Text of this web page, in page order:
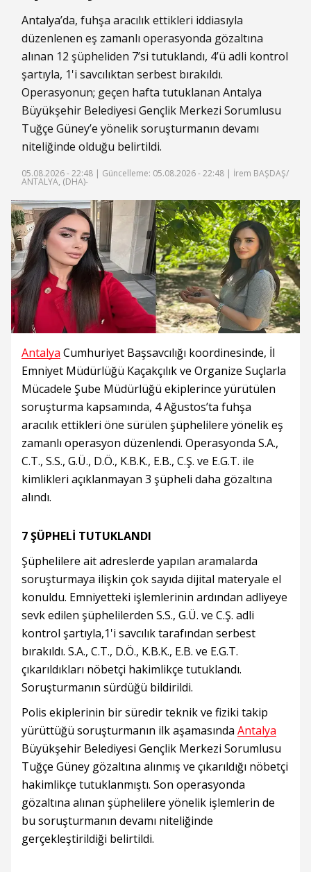
Antalya’da, fuhşa aracılık ettikleri iddiasıyla
düzenlenen eş zamanlı operasyonda gözaltına
alınan 12 şüpheliden 7’si tutuklandı, 4’ü adli kontrol
şartıyla, 1'i savcılıktan serbest bırakıldı.
Operasyonun; geçen hafta tutuklanan Antalya
Büyükşehir Belediyesi Gençlik Merkezi Sorumlusu
Tuğçe Güney’e yönelik soruşturmanın devamı
niteliğinde olduğu belirtildi.
05.08.2026 - 22:48 | Güncelleme: 05.08.2026 - 22:48 | İrem BAŞDAŞ/
ANTALYA, (DHA)-
Antalya Cumhuriyet Başsavcılığı koordinesinde, İl
Emniyet Müdürlüğü Kaçakçılık ve Organize Suçlarla
Mücadele Şube Müdürlüğü ekiplerince yürütülen
soruşturma kapsamında, 4 Ağustos’ta fuhşa
aracılık ettikleri öne sürülen şüphelilere yönelik eş
zamanlı operasyon düzenlendi. Operasyonda S.A.,
C.T., S.S., G.Ü., D.Ö., K.B.K., E.B., C.Ş. ve E.G.T. ile
kimlikleri açıklanmayan 3 şüpheli daha gözaltına
alındı.
7 ŞÜPHELİ TUTUKLANDI
Şüphelilere ait adreslerde yapılan aramalarda
soruşturmaya ilişkin çok sayıda dijital materyale el
konuldu. Emniyetteki işlemlerinin ardından adliyeye
sevk edilen şüphelilerden S.S., G.Ü. ve C.Ş. adli
kontrol şartıyla,1'i savcılık tarafından serbest
bırakıldı. S.A., C.T., D.Ö., K.B.K., E.B. ve E.G.T.
çıkarıldıkları nöbetçi hakimlikçe tutuklandı.
Soruşturmanın sürdüğü bildirildi.
Polis ekiplerinin bir süredir teknik ve fiziki takip
yürüttüğü soruşturmanın ilk aşamasında Antalya
Büyükşehir Belediyesi Gençlik Merkezi Sorumlusu
Tuğçe Güney gözaltına alınmış ve çıkarıldığı nöbetçi
hakimlikçe tutuklanmıştı. Son operasyonda
gözaltına alınan şüphelilere yönelik işlemlerin de
bu soruşturmanın devamı niteliğinde
gerçekleştirildiği belirtildi.